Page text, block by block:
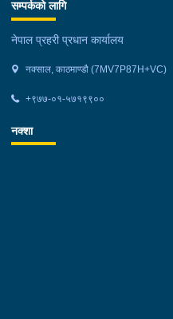
सम्पर्कको लागि
नेपाल प्रहरी प्रधान कार्यालय
नक्साल, काठमाण्डौ (7MV7P87H+VC)
+९७७-०१-५७१९९००
नक्शा